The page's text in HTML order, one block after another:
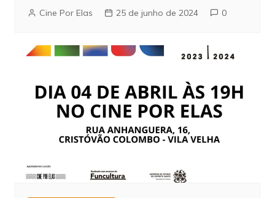
Cine Por Elas 25 de junho de 2024 0